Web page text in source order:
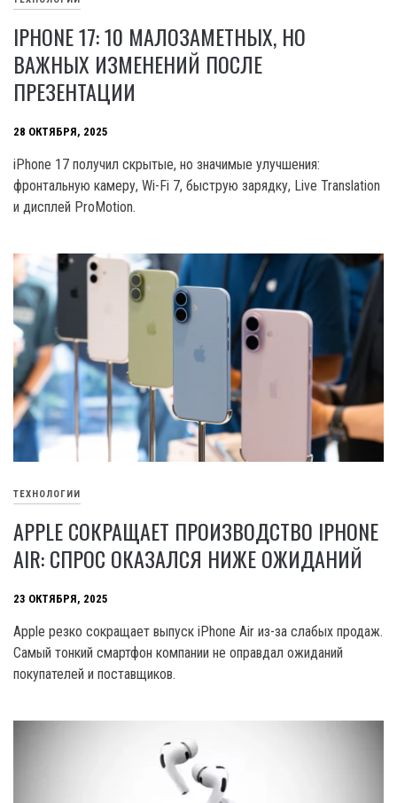
IPHONE 17: 10 МАЛОЗАМЕТНЫХ, НО
ВАЖНЫХ ИЗМЕНЕНИЙ ПОСЛЕ
ПРЕЗЕНТАЦИИ
28 ОКТЯБРЯ, 2025
iPhone 17 получил скрытые, но значимые улучшения:
фронтальную камеру, Wi-Fi 7, быструю зарядку, Live Translation
и дисплей ProMotion.
ТЕХНОЛОГИИ
APPLE СОКРАЩАЕТ ПРОИЗВОДСТВО IPHONE
AIR: СПРОС ОКАЗАЛСЯ НИЖЕ ОЖИДАНИЙ
23 ОКТЯБРЯ, 2025
Apple резко сокращает выпуск iPhone Air из-за слабых продаж.
Самый тонкий смартфон компании не оправдал ожиданий
покупателей и поставщиков.